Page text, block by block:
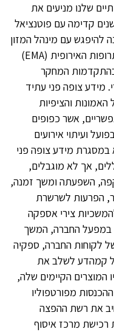
שלנו מניעים את
קדימה עם פוטנציאל
וסיכון מוגבל, 5) כוונה להיפגש עם מינהל המזון
והתרופות האמריקני (FDA) וסוכנות התרופות האירופית (EMA)
2023 כדי לדון בהתקדמות המחקר
מידע צופה פני עתיד
והציפיות
אשר כפופים
ועיתוי אירועים
במסגרת מידע צופה פני
אך לא מוגבלים,
השפעתה ומשך זמנה,
הפרעות לשרשרת
צירי אספקה
במפעל החברה, המשך
לקוחות החברה, ספקיה
קמהדע לשלב את
המוצרים הקיימים שלה,
מפורטפוליו
את רשת ההפצה
רכישת מרכז איסוף